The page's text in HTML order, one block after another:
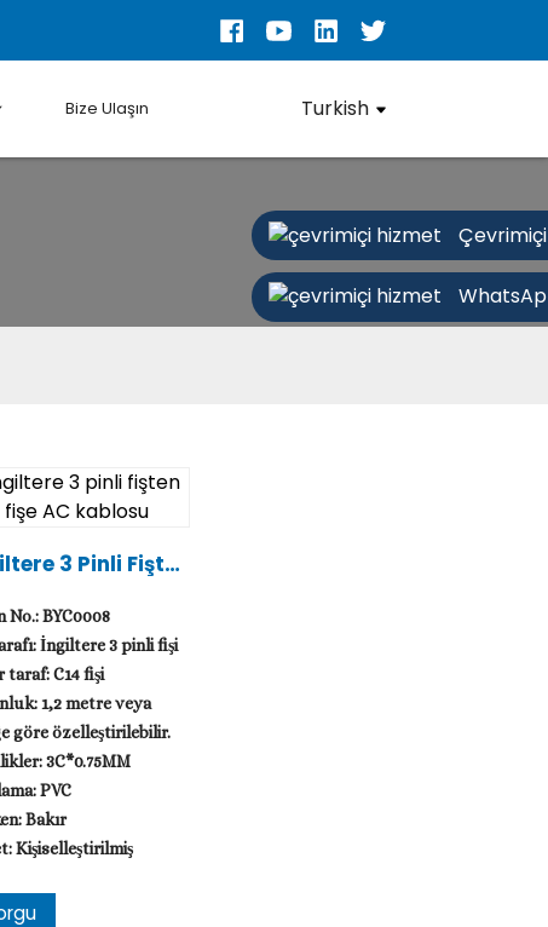
Bize Ulaşın Turkish
Çevrimiçi
3 Pinli Fişten
No.: BYC0008
İngiltere 3 pinli fişi
taraf: C14 fişi
1,2 metre veya
göre özelleştirilebilir.
3C*0.75MM
PVC
Bakır
Kişiselleştirilmiş